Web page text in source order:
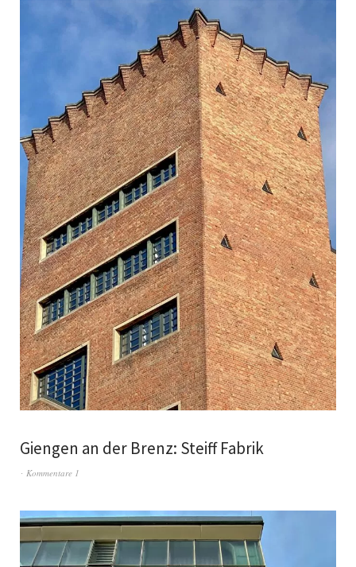
Giengen an der Brenz: Steiff Fabrik
Kommentare 1